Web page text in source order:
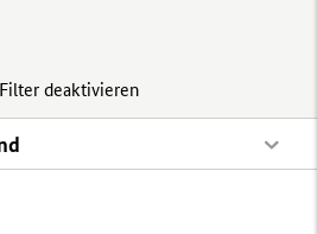
deaktivieren